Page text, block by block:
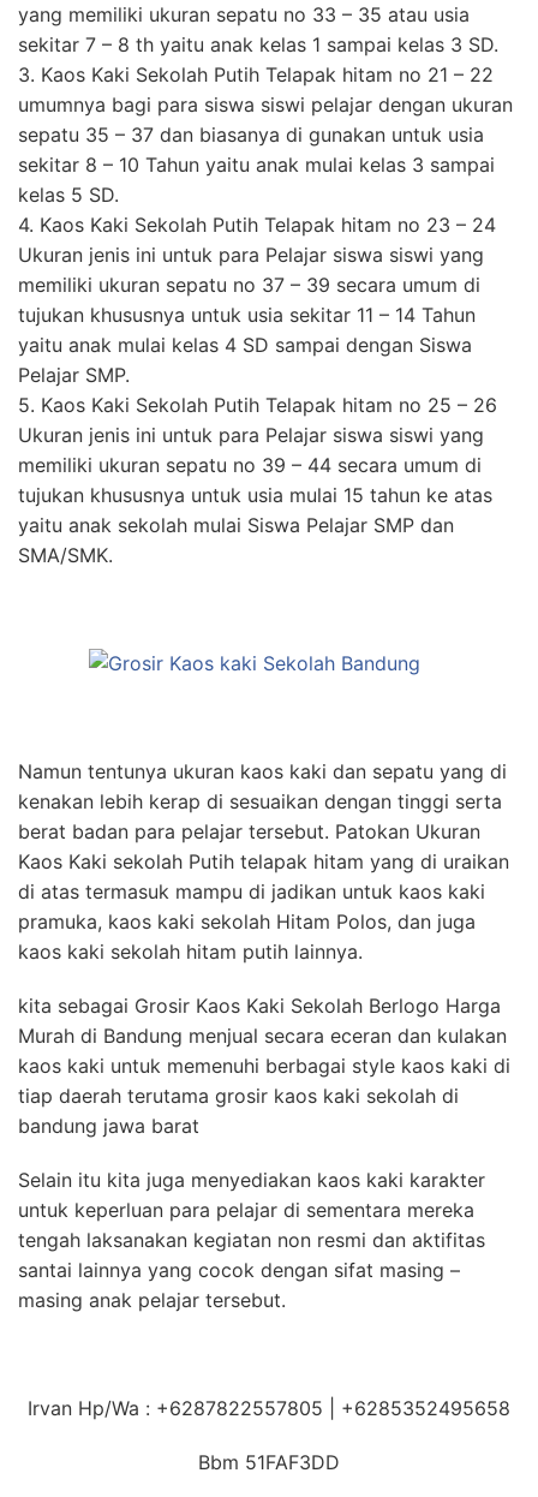
yang memiliki ukuran sepatu no 33 – 35 atau usia
sekitar 7 – 8 th yaitu anak kelas 1 sampai kelas 3 SD.
3. Kaos Kaki Sekolah Putih Telapak hitam no 21 – 22
umumnya bagi para siswa siswi pelajar dengan ukuran
sepatu 35 – 37 dan biasanya di gunakan untuk usia
sekitar 8 – 10 Tahun yaitu anak mulai kelas 3 sampai
kelas 5 SD.
4. Kaos Kaki Sekolah Putih Telapak hitam no 23 – 24
Ukuran jenis ini untuk para Pelajar siswa siswi yang
memiliki ukuran sepatu no 37 – 39 secara umum di
tujukan khususnya untuk usia sekitar 11 – 14 Tahun
yaitu anak mulai kelas 4 SD sampai dengan Siswa
Pelajar SMP.
5. Kaos Kaki Sekolah Putih Telapak hitam no 25 – 26
Ukuran jenis ini untuk para Pelajar siswa siswi yang
memiliki ukuran sepatu no 39 – 44 secara umum di
tujukan khususnya untuk usia mulai 15 tahun ke atas
yaitu anak sekolah mulai Siswa Pelajar SMP dan
SMA/SMK.
Namun tentunya ukuran kaos kaki dan sepatu yang di
kenakan lebih kerap di sesuaikan dengan tinggi serta
berat badan para pelajar tersebut. Patokan Ukuran
Kaos Kaki sekolah Putih telapak hitam yang di uraikan
di atas termasuk mampu di jadikan untuk kaos kaki
pramuka, kaos kaki sekolah Hitam Polos, dan juga
kaos kaki sekolah hitam putih lainnya.
kita sebagai Grosir Kaos Kaki Sekolah Berlogo Harga
Murah di Bandung menjual secara eceran dan kulakan
kaos kaki untuk memenuhi berbagai style kaos kaki di
tiap daerah terutama grosir kaos kaki sekolah di
bandung jawa barat
Selain itu kita juga menyediakan kaos kaki karakter
untuk keperluan para pelajar di sementara mereka
tengah laksanakan kegiatan non resmi dan aktifitas
santai lainnya yang cocok dengan sifat masing –
masing anak pelajar tersebut.
Irvan Hp/Wa : +6287822557805 | +6285352495658
Bbm 51FAF3DD